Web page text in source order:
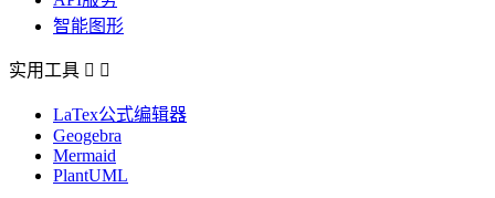
智能图形
实用工具  
LaTex公式编辑器
Geogebra
Mermaid
PlantUML